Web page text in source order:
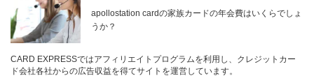
apollostation cardの家族カードの年会費はいくらでしょ
うか？
CARD EXPRESSではアフィリエイトプログラムを利用し、クレジットカー
ド会社各社からの広告収益を得てサイトを運営しています。